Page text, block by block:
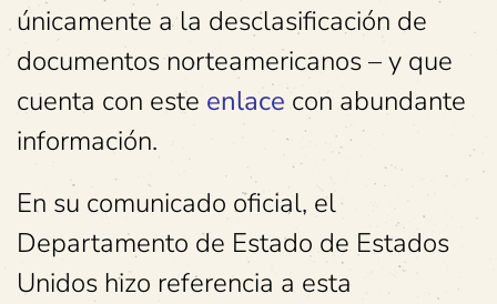
únicamente a la desclasificación de
documentos norteamericanos – y que
cuenta con este enlacecon abundante
información.
En su comunicado oficial, el
Departamento de Estado de Estados
Unidos hizo referencia a esta